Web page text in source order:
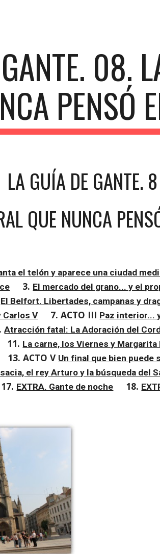
08.
PENSÓ
LA GUÍA DE GANTE. 8
QUE NUNCA
el telón y aparece una ciudad
3. El mercado del grano... y el
El Belfort. Libertades, campanas y
Carlos V
7. ACTO III Paz interior...
Atracción fatal: La Adoración del
11. La carne, los Viernes y Margarita
13. ACTO V Un final que bien puede
el rey Arturo y la búsqueda del
17. EXTRA. Gante de noche 18.